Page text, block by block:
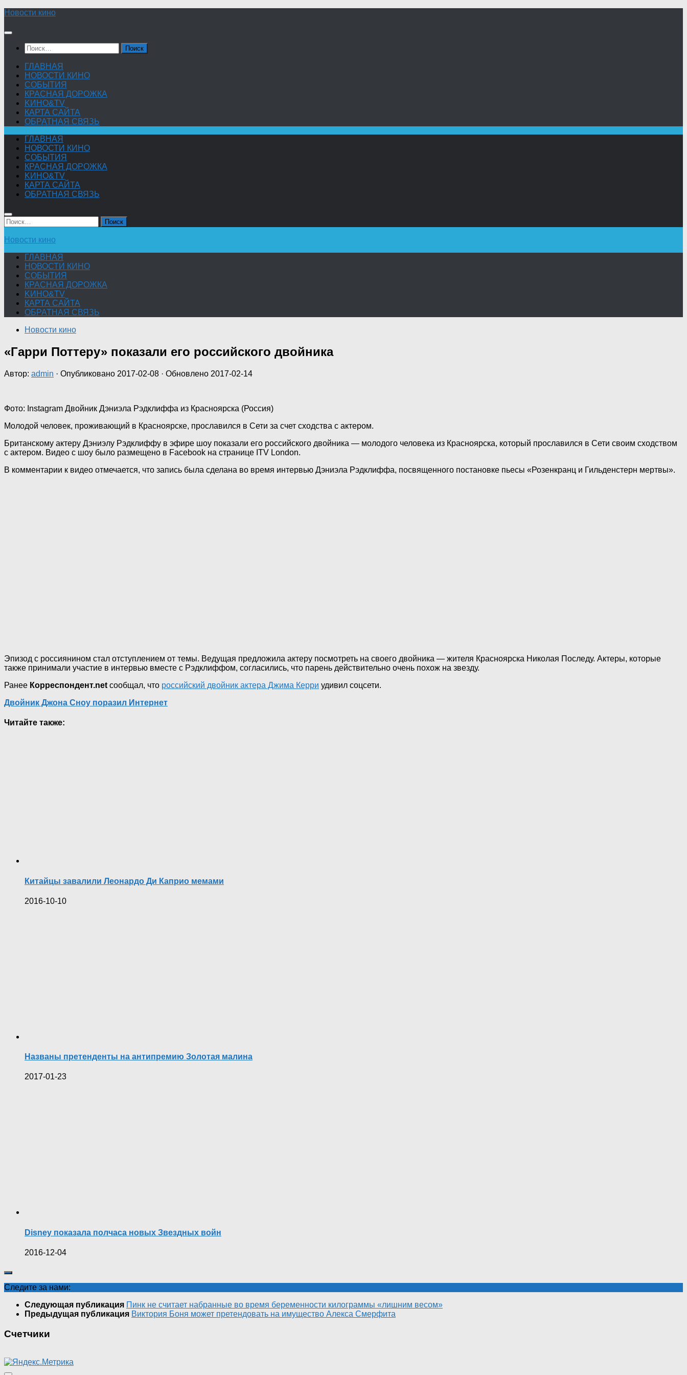
Skip
content
Новости кино
Найти:
ГЛАВНАЯ
НОВОСТИ КИНО
СОБЫТИЯ
КРАСНАЯ ДОРОЖКА
KИНО&TV
КАРТА САЙТА
ОБРАТНАЯ СВЯЗЬ
ГЛАВНАЯ
НОВОСТИ КИНО
СОБЫТИЯ
КРАСНАЯ ДОРОЖКА
KИНО&TV
КАРТА САЙТА
ОБРАТНАЯ СВЯЗЬ
Найти:
Новости кино
ГЛАВНАЯ
НОВОСТИ КИНО
СОБЫТИЯ
КРАСНАЯ ДОРОЖКА
KИНО&TV
КАРТА САЙТА
ОБРАТНАЯ СВЯЗЬ
Новости кино
«Гарри Поттеру» показали его российского двойника
Автор: admin · Опубликовано 2017-02-08 · Обновлено 2017-02-14
Фото: Instagram Двойник Дэниэла Рэдклиффа из Красноярска (Россия)
Молодой человек, проживающий в Красноярске, прославился в Сети за счет сходства с актером.
Британскому актеру Дэниэлу Рэдклиффу в эфире шоу показали его российского двойника — молодого человека из Красноярска, который прославился в Сети своим сходством
с актером. Видео с шоу было размещено в Facebook на странице ITV London.
В комментарии к видео отмечается, что запись была сделана во время интервью Дэниэла Рэдклиффа, посвященного постановке пьесы «Розенкранц и Гильденстерн мертвы».
Эпизод с россиянином стал отступлением от темы. Ведущая предложила актеру посмотреть на своего двойника — жителя Красноярска Николая Последу. Актеры, которые
также принимали участие в интервью вместе с Рэдклиффом, согласились, что парень действительно очень похож на звезду.
Ранее Корреспондент.net сообщал, что российский двойник актера Джима Керри удивил соцсети.
Двойник Джона Сноу поразил Интернет
Читайте также:
Китайцы завалили Леонардо Ди Каприо мемами
2016-10-10
Названы претенденты на антипремию Золотая малина
2017-01-23
Disney показала полчаса новых Звездных войн
2016-12-04
Следите за нами:
Следующая публикация Пинк не считает набранные во время беременности килограммы «лишним весом»
Предыдущая публикация Виктория Боня может претендовать на имущество Алекса Смерфита
Счетчики